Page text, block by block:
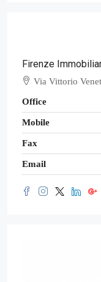
Firenze
Via Vittorio
Office
Mobile
Fax
Email